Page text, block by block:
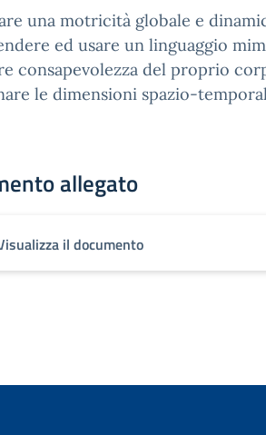
una motricità globale e
ed usare un linguaggio
consapevolezza del proprio
le dimensioni spazio-
allegato
il documento